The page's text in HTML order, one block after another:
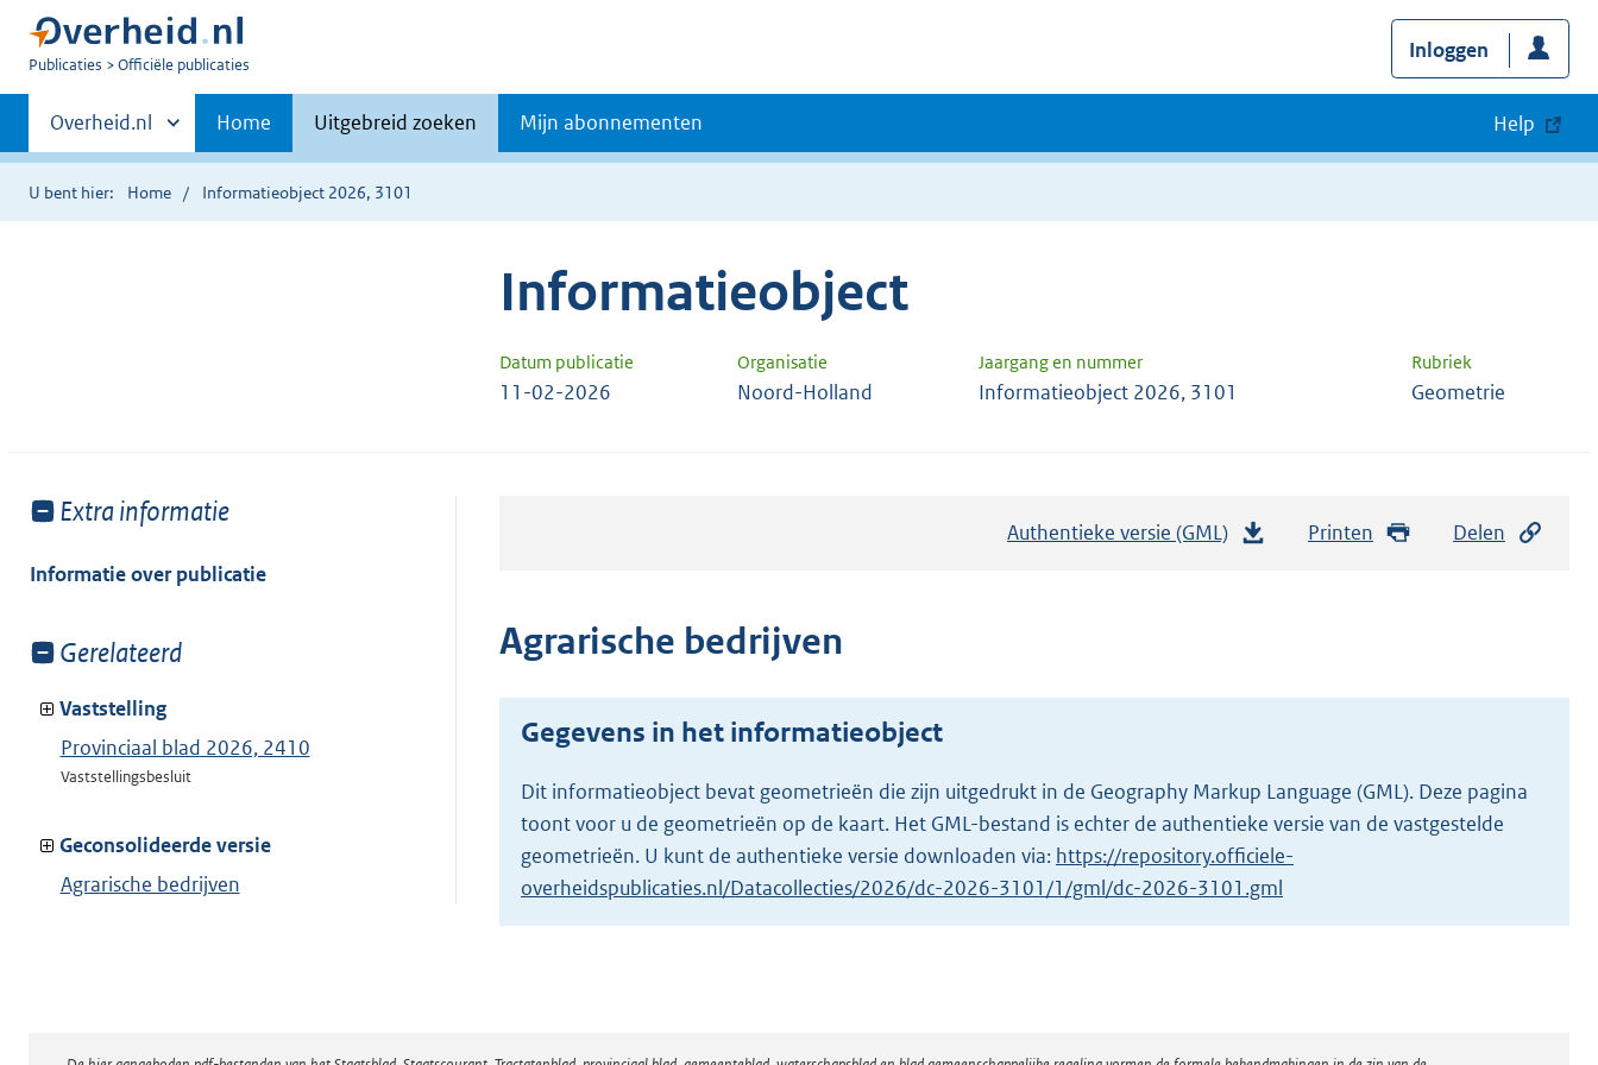
U
Publicaties Officiële publicaties
Inloggen
Primaire
navigatie
Andere
sites
binnen
Overheid.nl Home Uitgebreid zoeken Mijn abonnementen Help
U bent hier: Home Informatieobject 2026, 3101
Informatieobject
Datum publicatie Organisatie Jaargang en nummer Rubriek
11-02-2026 Noord-Holland Informatieobject 2026, 3101 Geometrie
Toon
van:
Extra informatie
Informatie over publicatie
Toon
van:
Gerelateerd
Vaststelling
Provinciaal blad 2026, 2410
Vaststellingsbesluit
Geconsolideerde versie
Agrarische bedrijven
Authentieke versie (GML)
n
g
r
o
o
Printen Delen
Agrarische bedrijven
Gegevens in het informatieobject
Dit informatieobject bevat geometrieën die zijn uitgedrukt in de Geography Markup Language (GML). Deze pagina
toont voor u de geometrieën op de kaart. Het GML-bestand is echter de authentieke versie van de vastgestelde
geometrieën. U kunt de authentieke versie downloaden via: https://repository.officiele-
overheidspublicaties.nl/Datacollecties/2026/dc-2026-3101/1/gml/dc-2026-3101.gml